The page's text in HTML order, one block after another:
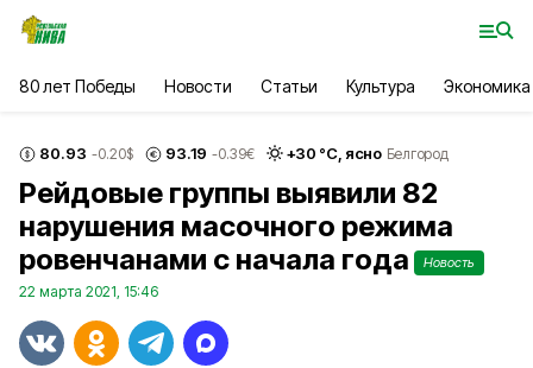
80 лет Победы Новости Статьи Культура Экономика
80.93 -0.20$ 93.19 -0.39€ +30 °С, ясно Белгород
Рейдовые группы выявили 82
нарушения масочного режима
ровенчанами с начала года
Новость
22 марта 2021, 15:46